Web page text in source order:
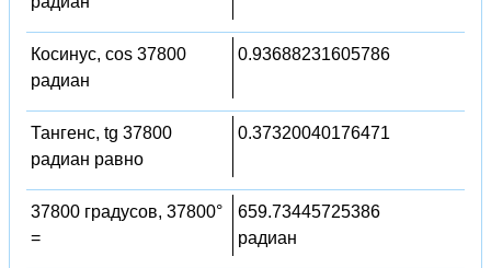
Косинус, cos 37800
радиан
0.93688231605786
Тангенс, tg 37800
радиан равно
0.37320040176471
37800 градусов, 37800°
=
659.73445725386
радиан